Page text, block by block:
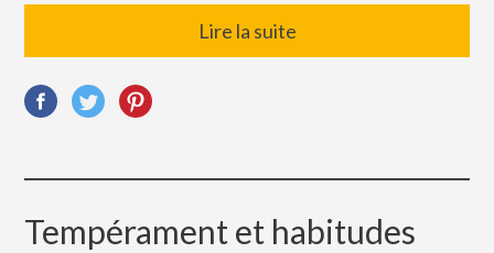
Lire la suite
Tempérament et habitudes